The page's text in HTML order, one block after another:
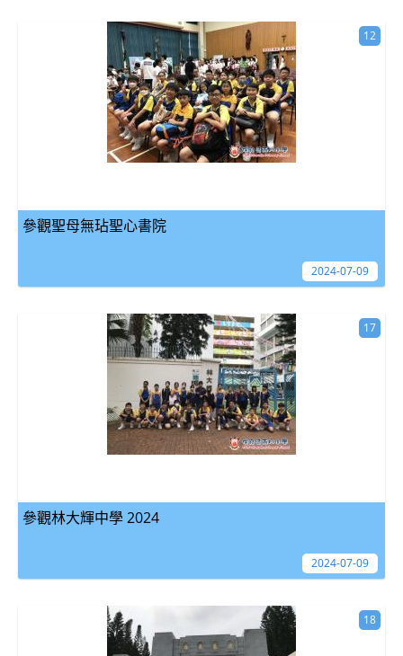
參觀聖母無玷聖心書院
12
2024-07-09
參觀林大輝中學 2024
17
2024-07-09
18